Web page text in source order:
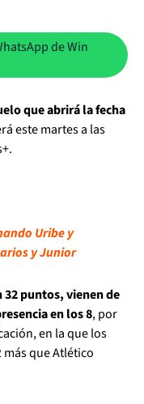
de Win
que abrirá la fecha
este martes a las
Uribe y
y Junior
32 puntos, vienen de
en los 8, por
en la que los
que Atlético